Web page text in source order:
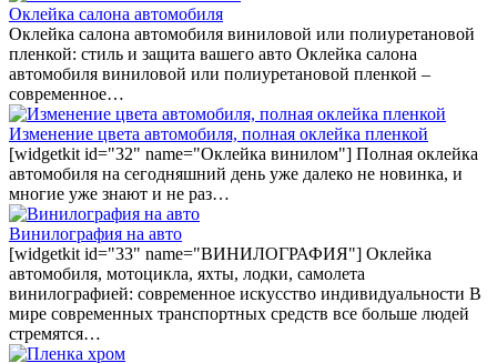
Оклейка салона автомобиля
Оклейка салона автомобиля виниловой или полиуретановой
пленкой: стиль и защита вашего авто Оклейка салона
автомобиля виниловой или полиуретановой пленкой –
современное…
Изменение цвета автомобиля, полная оклейка пленкой
[widgetkit id="32" name="Оклейка винилом"] Полная оклейка
автомобиля на сегодняшний день уже далеко не новинка, и
многие уже знают и не раз…
Винилография на авто
[widgetkit id="33" name="ВИНИЛОГРАФИЯ"] Оклейка
автомобиля, мотоцикла, яхты, лодки, самолета
винилографией: современное искусство индивидуальности В
мире современных транспортных средств все больше людей
стремятся…